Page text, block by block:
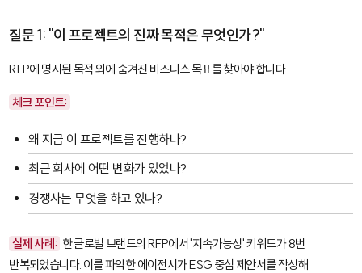
질문 1: "이 프로젝트의 진짜 목적은 무엇인가?"
RFP에 명시된 목적 외에 숨겨진 비즈니스 목표를 찾아야 합니다.
체크 포인트:
왜 지금 이 프로젝트를 진행하나?
최근 회사에 어떤 변화가 있었나?
경쟁사는 무엇을 하고 있나?
실제 사례: 한 글로벌 브랜드의 RFP에서 '지속가능성' 키워드가 8번
반복되었습니다. 이를 파악한 에이전시가 ESG 중심 제안서를 작성해